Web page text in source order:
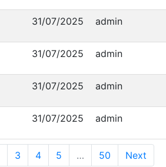
31/07/2025 admin
31/07/2025 admin
31/07/2025 admin
31/07/2025 admin
3 4 5 … 50 Next